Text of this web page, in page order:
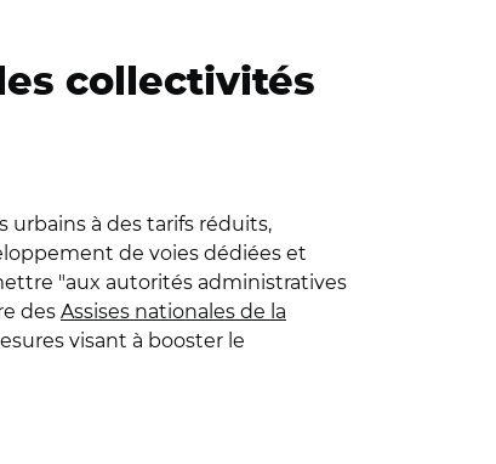
collectivités
urbains à des tarifs réduits,
de voies dédiées et
"aux autorités administratives
des Assises nationales de la
visant à booster le